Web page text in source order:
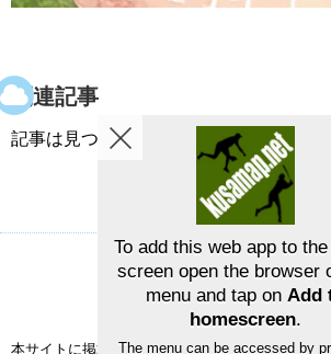
関連記事
記事は見つかりませんでした。
草野球グラウンドマップ お
草野球グラウンドマッ
本サイトに掲載された情報の正確性については、
To add this web app to
screen open the browser
menu and tap on Add
homescreen.
The menu can be accessed by